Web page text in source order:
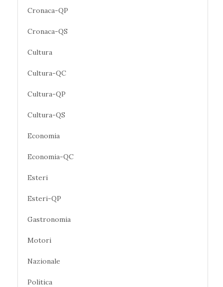
Cronaca-QP
Cronaca-QS
Cultura
Cultura-QC
Cultura-QP
Cultura-QS
Economia
Economia-QC
Esteri
Esteri-QP
Gastronomia
Motori
Nazionale
Politica